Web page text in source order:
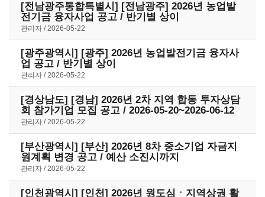
[전남광주통합특별시] [전남광주] 2026년 농업발
전기금 융자사업 공고 / 반기별 상이
관리자 2026-05-22
[광주광역시] [광주] 2026년 농업발전기금 융자사
업 공고 / 반기별 상이
관리자 2026-05-22
[경상남도] [경남] 2026년 2차 지역 합동 투자상담
회 참가기업 모집 공고 / 2026-05-20~2026-06-12
관리자 2026-05-22
[부산광역시] [부산] 2026년 8차 중소기업 자금지
원계획 변경 공고 / 예산 소진시까지
관리자 2026-05-22
[인천광역시] [인천] 2026년 원도심ㆍ지역상권 활